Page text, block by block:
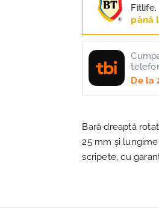
Fitlife.
până
De la
Bară dreaptă
25 mm și
scripete, cu